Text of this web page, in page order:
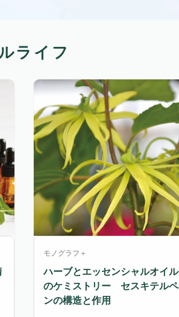
ライフ
モノグラフ＋
ハーブとエッセンシャルオイル
のケミストリー セスキテルペ
ンの構造と作用